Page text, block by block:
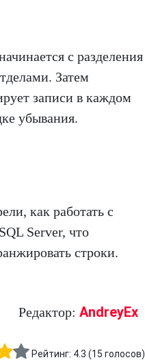
с разделения
Затем
записи в каждом
убывания.
как работать с
Server, что
строки.
Редактор: AndreyEx
Рейтинг: 4.3 (15 голосов)